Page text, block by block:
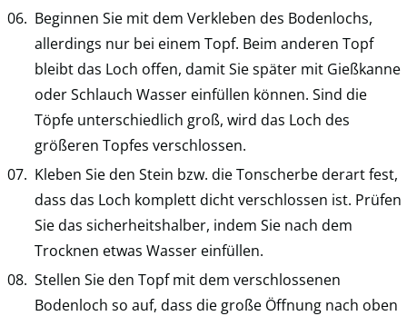
Beginnen Sie mit dem Verkleben des Bodenlochs,
allerdings nur bei einem Topf. Beim anderen Topf
bleibt das Loch offen, damit Sie später mit Gießkanne
oder Schlauch Wasser einfüllen können. Sind die
Töpfe unterschiedlich groß, wird das Loch des
größeren Topfes verschlossen.
Kleben Sie den Stein bzw. die Tonscherbe derart fest,
dass das Loch komplett dicht verschlossen ist. Prüfen
Sie das sicherheitshalber, indem Sie nach dem
Trocknen etwas Wasser einfüllen.
Stellen Sie den Topf mit dem verschlossenen
Bodenloch so auf, dass die große Öffnung nach oben